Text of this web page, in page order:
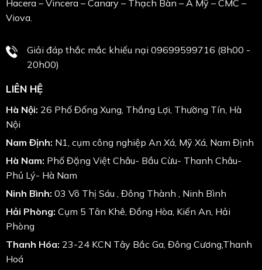
Hacera – Vincera – Canary – Thạch Bàn – Á Mỹ – CMC –
Viova.
Giải đáp thắc mắc khiếu nại 09699599716 (8h00 -
20h00)
LIÊN HỆ
Hà Nội: 26 Phố Đống Xung, Thắng Lợi, Thường Tín, Hà
Nội
Nam Định: N1, cụm công nghiệp An Xá, Mỹ Xá, Nam Định
Hà Nam: Phố Đặng Việt Châu- Bầu Cừu- Thanh Châu-
Phủ Lý- Hà Nam
Ninh Bình: 03 Võ Thị Sáu , Đông Thành , Ninh Bình
Hải Phòng: Cụm 5 Tân Khê, Đồng Hòa, Kiến An, Hải
Phòng
Thanh Hóa: 23-24 KCN Tây Bắc Ga, Đông Cương,Thanh
Hoá